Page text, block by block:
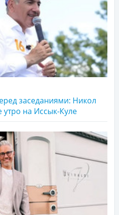
заседаниями: Никол
на Иссык-Куле